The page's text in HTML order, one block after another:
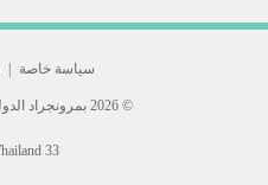
سياسة خاصة
© 2026 بمرونجراد الدولي
33 Sukhumvit 3, Wattana, Bangkok 10110 Thailand.